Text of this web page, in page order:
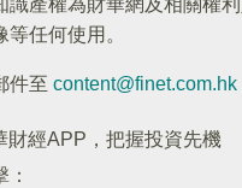
識產權為財華網及相關權
任何使用。
件至 content@finet.com.hk
財經APP，把握投資先機